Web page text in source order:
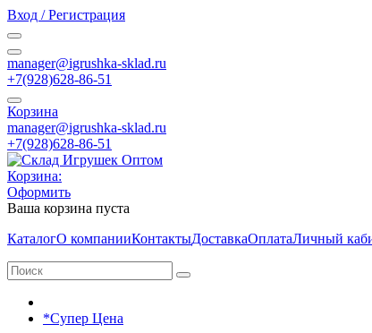
Вход / Регистрация
manager@igrushka-sklad.ru
+7(928)628-86-51
Корзина
manager@igrushka-sklad.ru
+7(928)628-86-51
Корзина:
Оформить
Ваша корзина пуста
КаталогО компанииКонтактыДоставкаОплатаЛичный
*Супер Цена